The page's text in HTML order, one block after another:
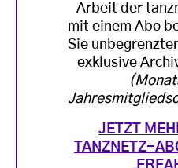
Arbeit der
mit einem Abo
Sie
exklusive
JETZT
TANZNETZ-